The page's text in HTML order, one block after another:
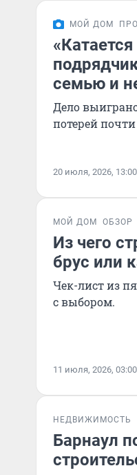
МОЙ ДОМ
семью и
Дело
потерей
20 июля, 2026, 13:00
МОЙ ДОМ ОБЗОР
Из чего
брус или
Чек-лист из
с выбором.
11 июля, 2026, 03:00
НЕДВИЖИМОСТЬ
Барнаул